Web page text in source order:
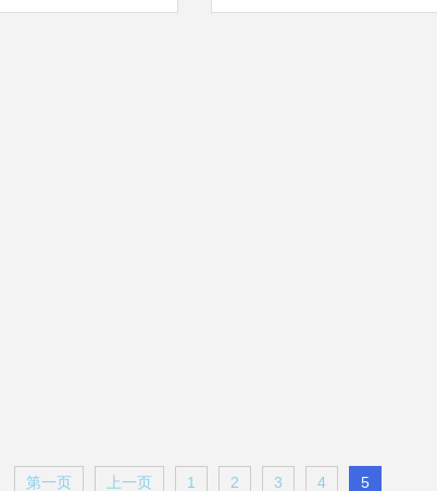
第一页 上一页 1 2 3 4 5